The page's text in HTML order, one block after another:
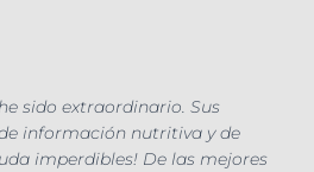
sido extraordinario. Sus
información nutritiva y de
imperdibles! De las mejores